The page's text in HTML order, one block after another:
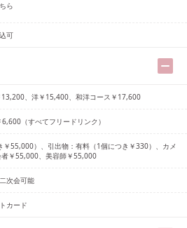
ら
可
、洋￥15,400、和洋コース￥17,600
（すべてフリードリンク）
￥55,000）、引出物：有料（1個につき￥330）、カメ
￥55,000、美容師￥55,000
次会可能
カード